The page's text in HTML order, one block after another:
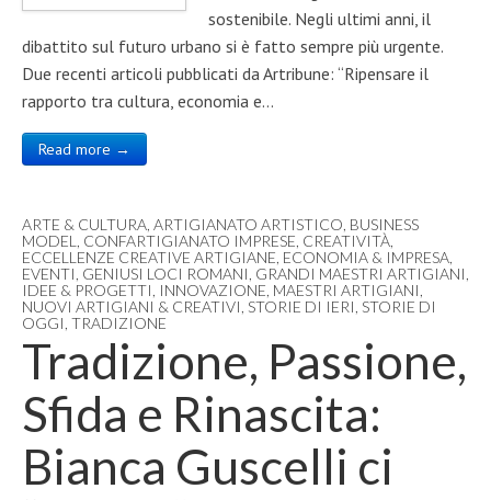
sostenibile. Negli ultimi anni, il
dibattito sul futuro urbano si è fatto sempre più urgente.
Due recenti articoli pubblicati da Artribune: “Ripensare il
rapporto tra cultura, economia e…
Read more →
ARTE & CULTURA ARTIGIANATO ARTISTICO BUSINESS
MODEL
CONFARTIGIANATO IMPRESE CREATIVITÀ
ECCELLENZE CREATIVE ARTIGIANE ECONOMIA & IMPRESA
EVENTI GENIUSI LOCI ROMANI GRANDI MAESTRI ARTIGIANI
IDEE & PROGETTI INNOVAZIONE MAESTRI ARTIGIANI
NUOVI ARTIGIANI & CREATIVI STORIE DI IERI STORIE DI
OGGI TRADIZIONE
Tradizione, Passione,
Sfida e Rinascita:
Bianca Guscelli ci